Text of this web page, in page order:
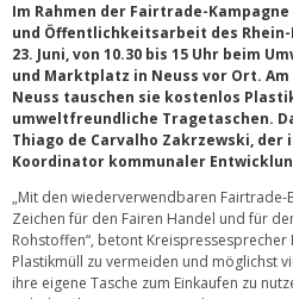
Im Rahmen der Fairtrade-
und Öffentlichkeitsarbeit des Rhein-
23. Juni, von 10.30 bis 15 Uhr beim
und Marktplatz in Neuss vor Ort. Am
Neuss tauschen sie kostenlos
umweltfreundliche Tragetaschen.
Thiago de Carvalho Zakrzewski,
Koordinator kommunaler
„Mit den wiederverwendbaren
Zeichen für den Fairen Handel und für
Rohstoffen“, betont Kreispressesprecher
Plastikmüll zu vermeiden und möglichst
ihre eigene Tasche zum Einkaufen zu